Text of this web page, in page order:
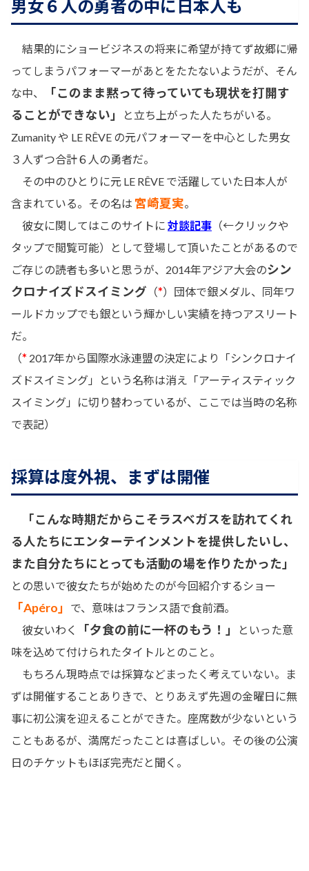
男女６人の勇者の中に日本人も
結果的にショービジネスの将来に希望が持てず故郷に帰
ってしまうパフォーマーがあとをたたないようだが、そん
な中、
「このまま黙って待っていても現状を打開す
ることができない」
と立ち上がった人たちがいる。
Zumanity や LE RÊVE の元パフォーマーを中心とした男女
３人ずつ合計６人の勇者だ。
その中のひとりに元 LE RÊVE で活躍していた日本人が
含まれている。その名は 宮崎夏実。
彼女に関してはこのサイトに 対談記事 （←クリックや
タップで閲覧可能）として登場して頂いたことがあるので
ご存じの読者も多いと思うが、2014年アジア大会のシン
クロナイズドスイミング （*）団体で銀メダル、同年ワ
ールドカップでも銀という輝かしい実績を持つアスリート
だ。
（* 2017年から国際水泳連盟の決定により「シンクロナイ
ズドスイミング」という名称は消え「アーティスティック
スイミング」に切り替わっているが、ここでは当時の名称
で表記）
採算は度外視、まずは開催
「こんな時期だからこそラスベガスを訪れてくれ
る人たちにエンターテインメントを提供したいし、
また自分たちにとっても活動の場を作りたかった」
との思いで彼女たちが始めたのが今回紹介するショー
「Apéro」
で、意味はフランス語で食前酒。
彼女いわく
「夕食の前に一杯のもう！」
といった意
味を込めて付けられたタイトルとのこと。
もちろん現時点では採算などまったく考えていない。ま
ずは開催することありきで、とりあえず先週の金曜日に無
事に初公演を迎えることができた。座席数が少ないという
こともあるが、満席だったことは喜ばしい。その後の公演
日のチケットもほぼ完売だと聞く。